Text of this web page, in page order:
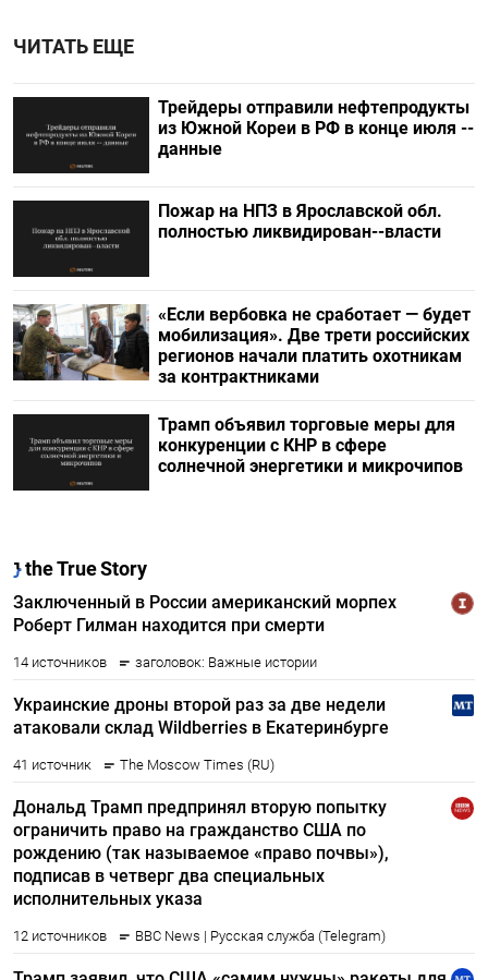
ЧИТАТЬ ЕЩЕ
Трейдеры отправили нефтепродукты
из Южной Кореи в РФ в конце июля --
данные
Пожар на НПЗ в Ярославской обл.
полностью ликвидирован--власти
«Если вербовка не сработает — будет
мобилизация». Две трети российских
регионов начали платить охотникам
за контрактниками
Трамп объявил торговые меры для
конкуренции с КНР в сфере
солнечной энергетики и микрочипов